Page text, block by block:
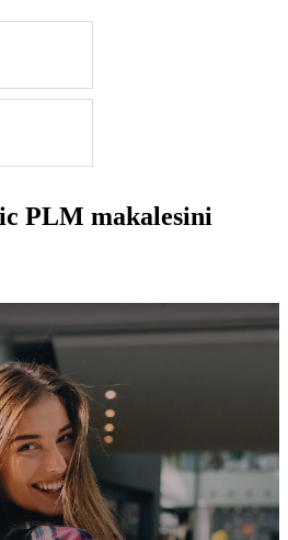
PLM makalesini